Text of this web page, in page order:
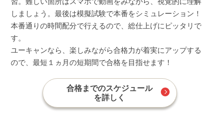
しましょう。最後は模擬試験で本番をシミュレーション！
本番通りの時間配分で行えるので、総仕上げにピッタリで
す。
ユーキャンなら、楽しみながら合格力が着実にアップする
ので、最短１ヵ月の短期間で合格を目指せます！
合格までのスケジュール
を詳しく